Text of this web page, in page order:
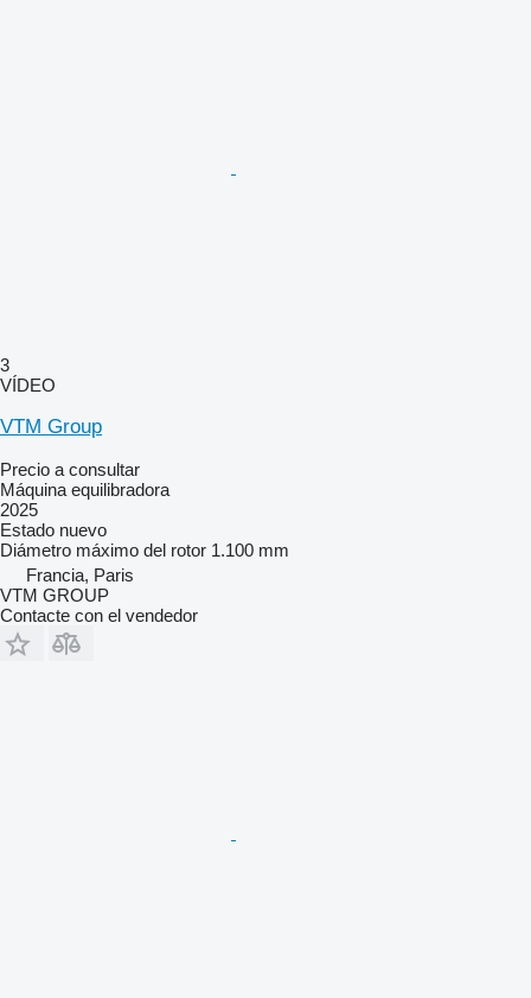
3
VÍDEO
VTM Group
Precio a consultar
Máquina equilibradora
2025
Estado nuevo
Diámetro máximo del rotor 1.100 mm
Francia, Paris
VTM GROUP
Contacte con el vendedor